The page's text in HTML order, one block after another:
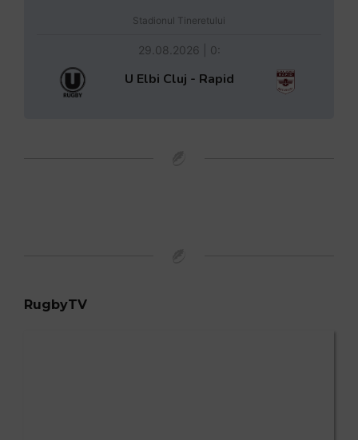
Stadionul Tineretului
29.08.2026 | 0:
U Elbi Cluj - Rapid
RugbyTV